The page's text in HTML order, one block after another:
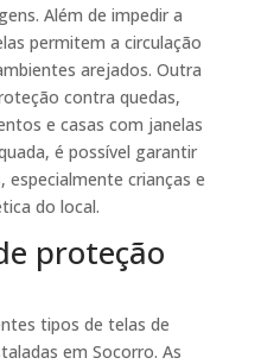
Além de impedir a
permitem a circulação
arejados. Outra
contra quedas,
e casas com janelas
é possível garantir
especialmente crianças e
do local.
proteção
tipos de telas de
em Socorro. As